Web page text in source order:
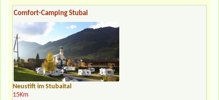
Comfort-Camping Stubai
Neustift im Stubaital
15Km